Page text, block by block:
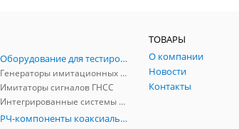
Оборудование для тестирования и симуляции ГНСС
Генераторы имитационных и заградительных помех
Имитаторы сигналов ГНСС
Интегрированные системы защиты от ГНСС-помех
РЧ-компоненты коаксиальные
ТОВАРЫ
О компании
Новости
Контакты